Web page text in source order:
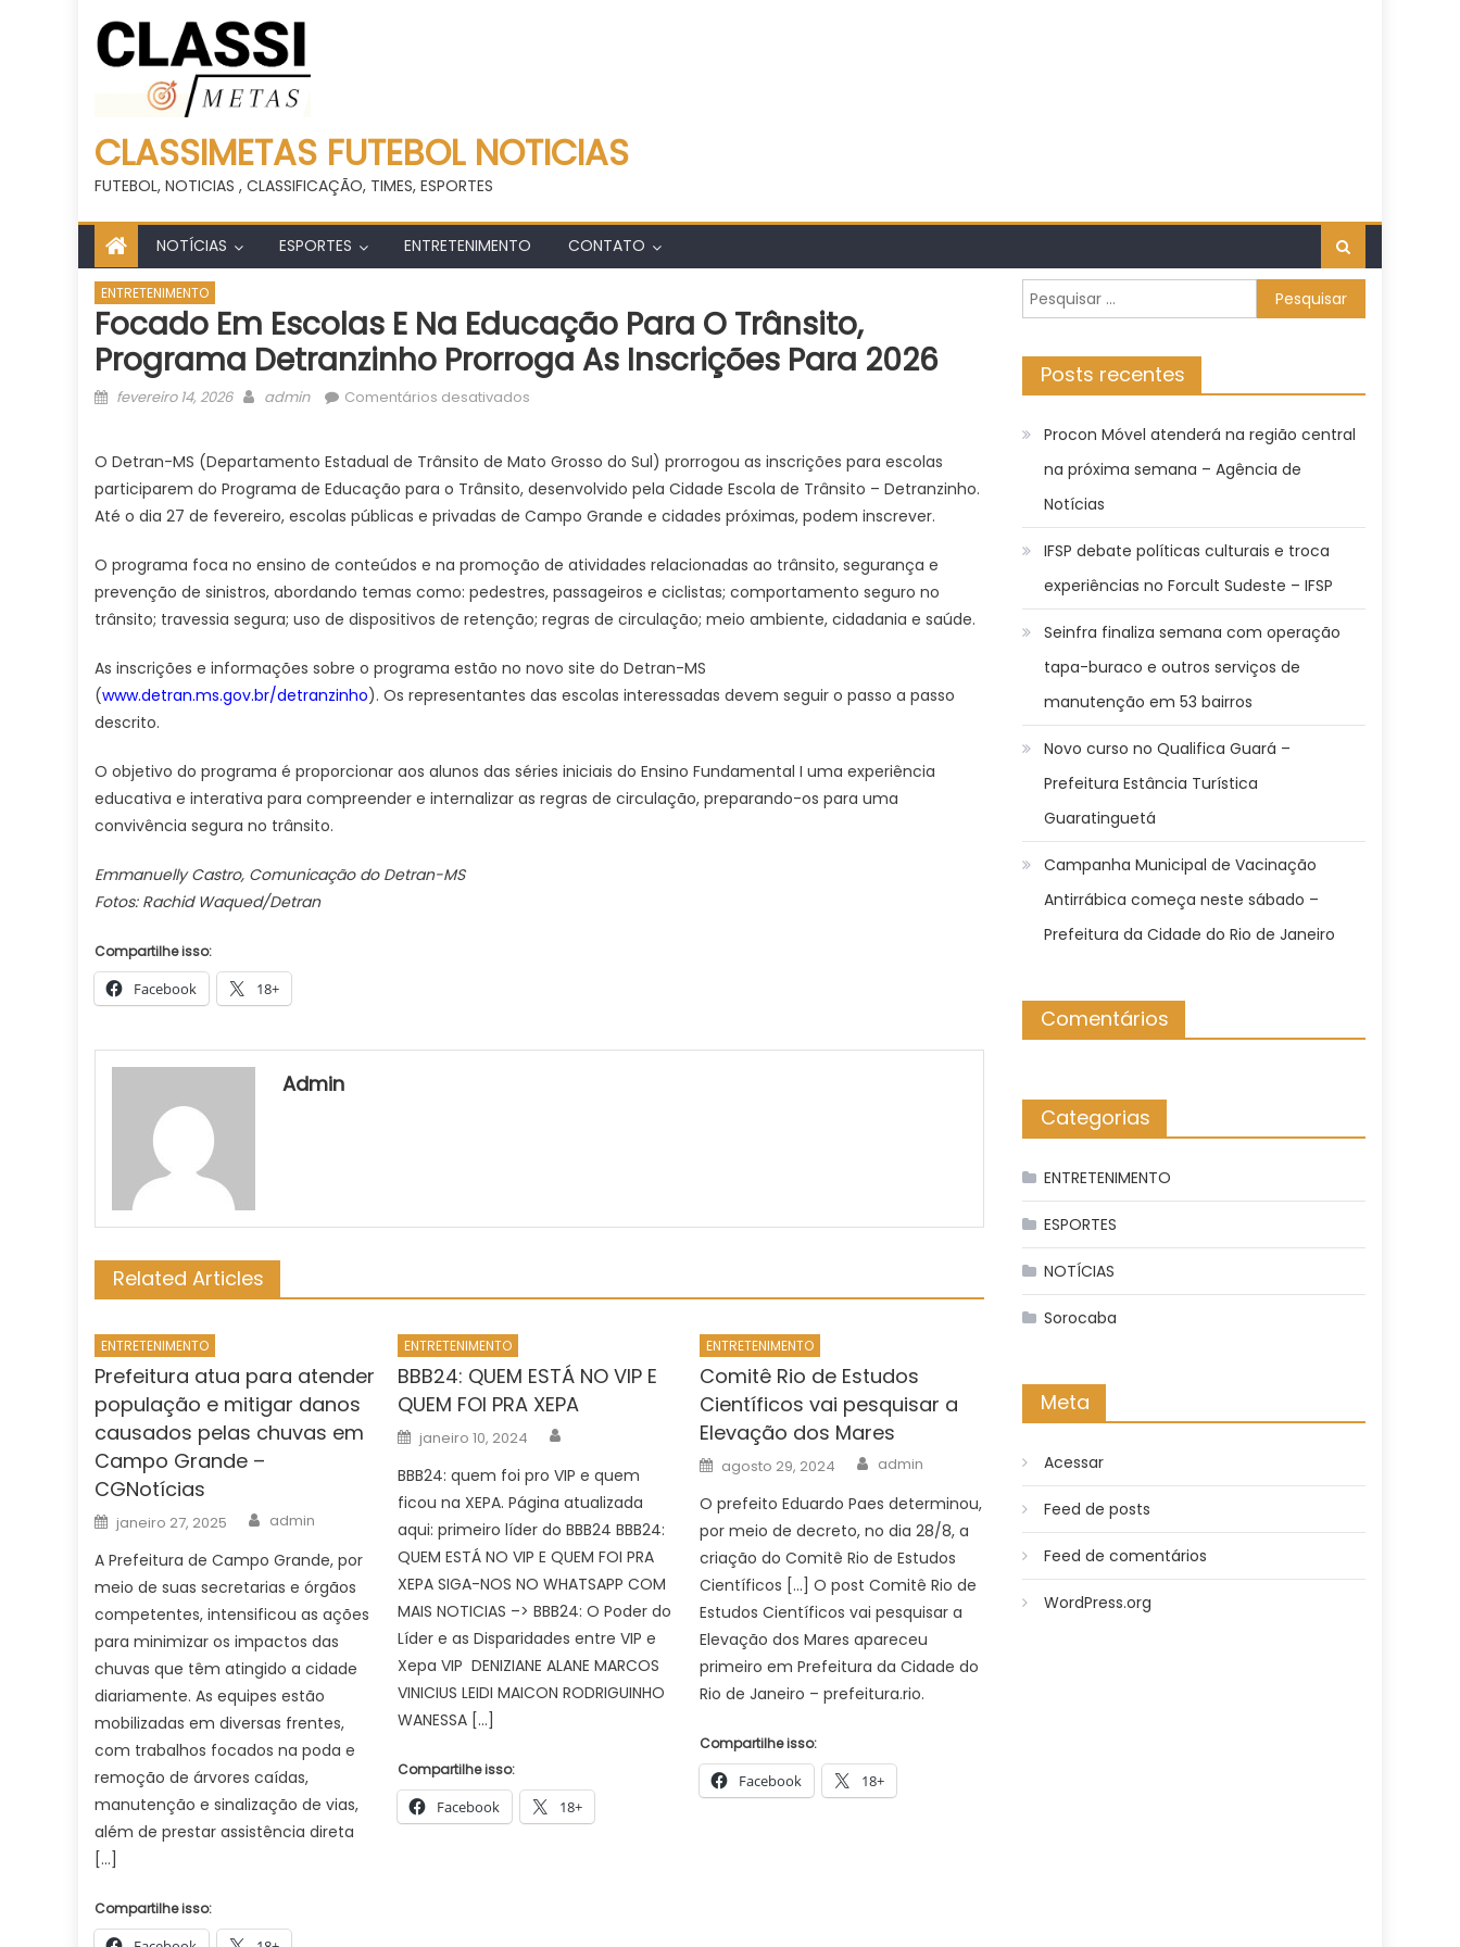
CLASSIMETAS FUTEBOL NOTICIAS
FUTEBOL, NOTICIAS , CLASSIFICAÇÃO, TIMES, ESPORTES
NOTÍCIAS ESPORTES ENTRETENIMENTO CONTATO
ENTRETENIMENTO
Focado Em Escolas E Na Educação Para O Trânsito,
Programa Detranzinho Prorroga As Inscrições Para 2026
Posted
fevereiro 14, 2026 Author
admin Comentários desativados
escolas
e
na
para
o
trânsito,
Detranzinho
prorroga
para
2026
O Detran-MS (Departamento Estadual de Trânsito de Mato Grosso do Sul) prorrogou as inscrições para escolas
participarem do Programa de Educação para o Trânsito, desenvolvido pela Cidade Escola de Trânsito – Detranzinho.
Até o dia 27 de fevereiro, escolas públicas e privadas de Campo Grande e cidades próximas, podem inscrever.
O programa foca no ensino de conteúdos e na promoção de atividades relacionadas ao trânsito, segurança e
prevenção de sinistros, abordando temas como: pedestres, passageiros e ciclistas; comportamento seguro no
trânsito; travessia segura; uso de dispositivos de retenção; regras de circulação; meio ambiente, cidadania e saúde.
As inscrições e informações sobre o programa estão no novo site do Detran-MS
(www.detran.ms.gov.br/detranzinho). Os representantes das escolas interessadas devem seguir o passo a passo
descrito.
O objetivo do programa é proporcionar aos alunos das séries iniciais do Ensino Fundamental I uma experiência
educativa e interativa para compreender e internalizar as regras de circulação, preparando-os para uma
convivência segura no trânsito.
Emmanuelly Castro, Comunicação do Detran-MS
Fotos: Rachid Waqued/Detran
Compartilhe isso:
Facebook 18+
Admin
Related Articles
ENTRETENIMENTO
Prefeitura atua para atender
população e mitigar danos
causados pelas chuvas em
Campo Grande –
CGNotícias
Posted
on
janeiro 27, 2025 Author
admin
A Prefeitura de Campo Grande, por
meio de suas secretarias e órgãos
competentes, intensificou as ações
para minimizar os impactos das
chuvas que têm atingido a cidade
diariamente. As equipes estão
mobilizadas em diversas frentes,
com trabalhos focados na poda e
remoção de árvores caídas,
manutenção e sinalização de vias,
além de prestar assistência direta
[…]
Compartilhe isso:
ENTRETENIMENTO
BBB24: QUEM ESTÁ NO VIP E
QUEM FOI PRA XEPA
Posted
on
janeiro 10, 2024
BBB24: quem foi pro VIP e quem
ficou na XEPA. Página atualizada
aqui: primeiro líder do BBB24 BBB24:
QUEM ESTÁ NO VIP E QUEM FOI PRA
XEPA SIGA-NOS NO WHATSAPP COM
MAIS NOTICIAS –> BBB24: O Poder do
Líder e as Disparidades entre VIP e
Xepa VIP DENIZIANE ALANE MARCOS
VINICIUS LEIDI MAICON RODRIGUINHO
WANESSA […]
Compartilhe isso:
Facebook 18+
ENTRETENIMENTO
Comitê Rio de Estudos
Científicos vai pesquisar a
Elevação dos Mares
Posted
on
agosto 29, 2024 Author
admin
O prefeito Eduardo Paes determinou,
por meio de decreto, no dia 28/8, a
criação do Comitê Rio de Estudos
Científicos […] O post Comitê Rio de
Estudos Científicos vai pesquisar a
Elevação dos Mares apareceu
primeiro em Prefeitura da Cidade do
Rio de Janeiro – prefeitura.rio.
Compartilhe isso:
Facebook 18+
Pesquisar
por:
Posts recentes
Procon Móvel atenderá na região central
na próxima semana – Agência de
Notícias
IFSP debate políticas culturais e troca
experiências no Forcult Sudeste – IFSP
Seinfra finaliza semana com operação
tapa-buraco e outros serviços de
manutenção em 53 bairros
Novo curso no Qualifica Guará –
Prefeitura Estância Turística
Guaratinguetá
Campanha Municipal de Vacinação
Antirrábica começa neste sábado –
Prefeitura da Cidade do Rio de Janeiro
Comentários
Categorias
ENTRETENIMENTO
ESPORTES
NOTÍCIAS
Sorocaba
Meta
Acessar
Feed de posts
Feed de comentários
WordPress.org